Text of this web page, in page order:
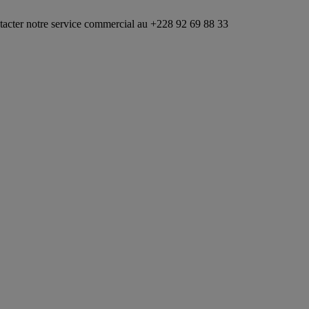
service commercial au +228 92 69 88 33